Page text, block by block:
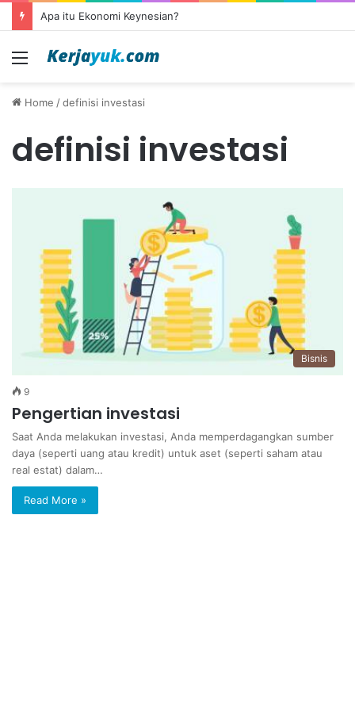
Apa itu Ekonomi Keynesian?
Menu
Home /definisi investasi
definisi investasi
Bisnis
9
Pengertian investasi
Saat Anda melakukan investasi, Anda memperdagangkan sumber
daya (seperti uang atau kredit) untuk aset (seperti saham atau
real estat) dalam…
Read More »